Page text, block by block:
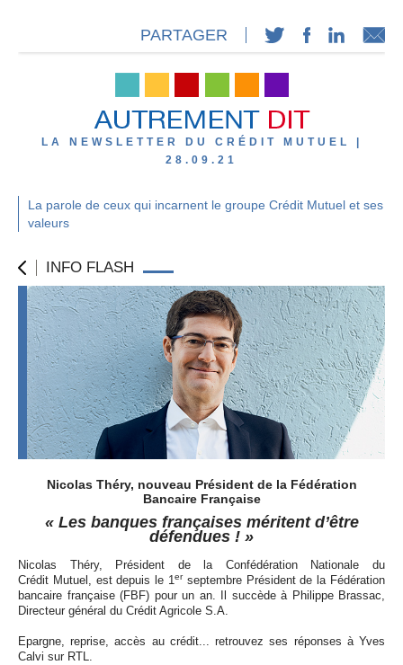
PARTAGER
LA NEWSLETTER DU CRÉDIT MUTUEL |
28.09.21
La parole de ceux qui incarnent le groupe Crédit Mutuel et ses
valeurs
INFO FLASH
Nicolas Théry, nouveau Président de la Fédération
Bancaire Française
« Les banques françaises méritent d’être
défendues ! »
Nicolas Théry, Président de la Confédération Nationale du
Crédit Mutuel, est depuis le 1erseptembre Président de la Fédération
bancaire française (FBF) pour un an. Il succède à Philippe Brassac,
Directeur général du Crédit Agricole S.A.
Epargne, reprise, accès au crédit... retrouvez ses réponses à Yves
Calvi sur RTL.